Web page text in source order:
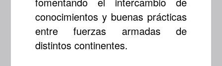
conocimientos y buenas prácticas
entre fuerzas armadas de
distintos continentes.